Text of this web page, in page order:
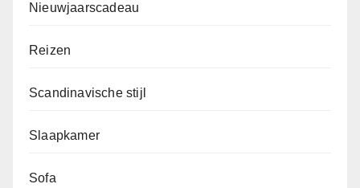
Nieuwjaarscadeau
Reizen
Scandinavische stijl
Slaapkamer
Sofa